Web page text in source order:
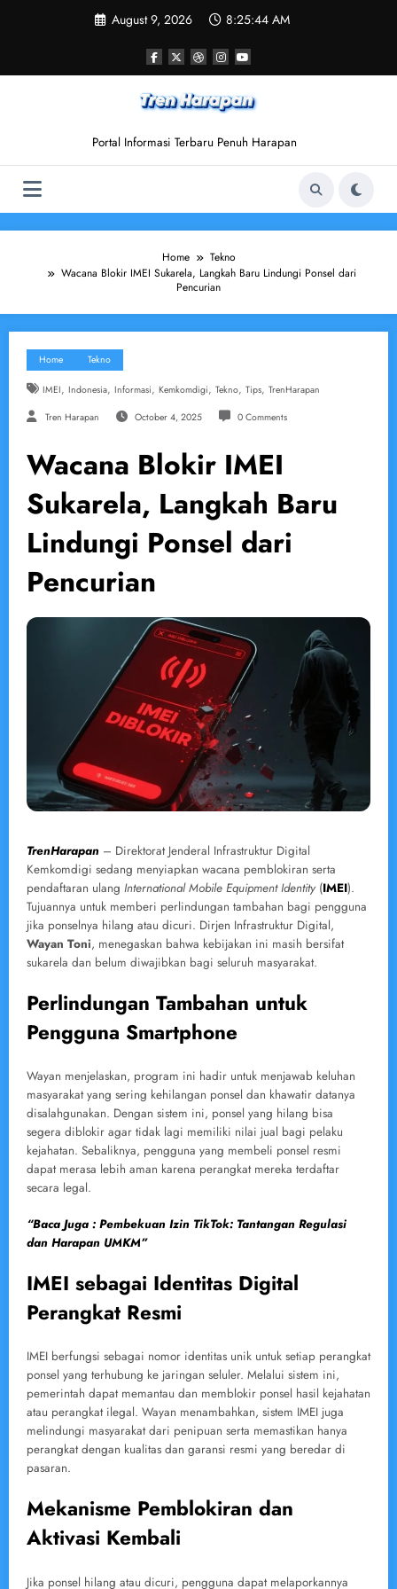
August 9, 2026 8:25:45 AM
Portal Informasi Terbaru Penuh Harapan
Home
Tekno
Wacana Blokir IMEI Sukarela, Langkah Baru Lindungi Ponsel dari
Pencurian
Home Tekno
IMEI, Indonesia, Informasi, Kemkomdigi, Tekno, Tips, TrenHarapan
Tren Harapan October 4, 2025 0 Comments
Wacana Blokir IMEI
Sukarela, Langkah Baru
Lindungi Ponsel dari
Pencurian
TrenHarapan – Direktorat Jenderal Infrastruktur Digital
Kemkomdigi sedang menyiapkan wacana pemblokiran serta
pendaftaran ulang International Mobile Equipment Identity (IMEI).
Tujuannya untuk memberi perlindungan tambahan bagi pengguna
jika ponselnya hilang atau dicuri. Dirjen Infrastruktur Digital,
Wayan Toni, menegaskan bahwa kebijakan ini masih bersifat
sukarela dan belum diwajibkan bagi seluruh masyarakat.
Perlindungan Tambahan untuk
Pengguna Smartphone
Wayan menjelaskan, program ini hadir untuk menjawab keluhan
masyarakat yang sering kehilangan ponsel dan khawatir datanya
disalahgunakan. Dengan sistem ini, ponsel yang hilang bisa
segera diblokir agar tidak lagi memiliki nilai jual bagi pelaku
kejahatan. Sebaliknya, pengguna yang membeli ponsel resmi
dapat merasa lebih aman karena perangkat mereka terdaftar
secara legal.
“Baca Juga : Pembekuan Izin TikTok: Tantangan Regulasi
dan Harapan UMKM”
IMEI sebagai Identitas Digital
Perangkat Resmi
IMEI berfungsi sebagai nomor identitas unik untuk setiap perangkat
ponsel yang terhubung ke jaringan seluler. Melalui sistem ini,
pemerintah dapat memantau dan memblokir ponsel hasil kejahatan
atau perangkat ilegal. Wayan menambahkan, sistem IMEI juga
melindungi masyarakat dari penipuan serta memastikan hanya
perangkat dengan kualitas dan garansi resmi yang beredar di
pasaran.
Mekanisme Pemblokiran dan
Aktivasi Kembali
Jika ponsel hilang atau dicuri, pengguna dapat melaporkannya